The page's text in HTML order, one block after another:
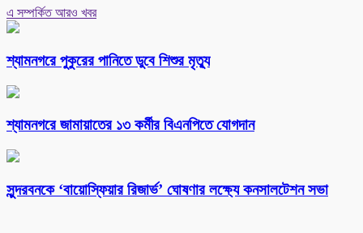
এ সম্পর্কিত আরও খবর
শ্যামনগরে পুকুরের পানিতে ডুবে শিশুর মৃত্যু
শ্যামনগরে জামায়াতের ১৩ কর্মীর বিএনপিতে যোগদান
সুন্দরবনকে ‘বায়োস্ফিয়ার রিজার্ভ’ ঘোষণার লক্ষ্যে কনসালটেশন সভা